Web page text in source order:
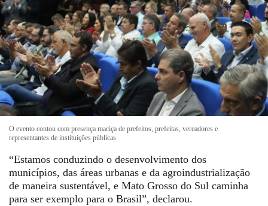
O evento contou com presença maciça de prefeitos, prefeitas, vereadores e
representantes de instituições públicas
“Estamos conduzindo o desenvolvimento dos
municípios, das áreas urbanas e da agroindustrialização
de maneira sustentável, e Mato Grosso do Sul caminha
para ser exemplo para o Brasil”, declarou.